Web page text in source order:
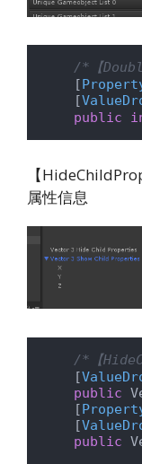
/*【
    [
    [
public
【
属性信息
/*【
    [
public
    [
    [
public